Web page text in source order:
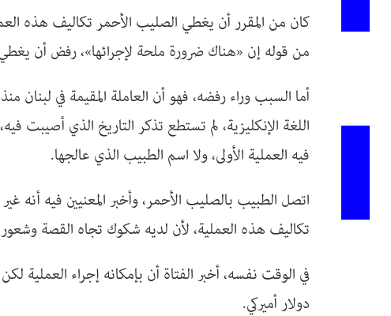
كان من المقرر أن يغطي الصليب الأحمر تكاليف هذه
من قوله إن «هناك ضرورة ملحة لإجرائها»، رفض أن يغطي
أما السبب وراء رفضه، فهو أن العاملة المقيمة في لبنان
اللغة الإنكليزية، لم تستطع تذكر التاريخ الذي أصيبت
فيه العملية الأولى، ولا اسم الطبيب الذي عالجها.
اتصل الطبيب بالصليب الأحمر، وأخبر المعنيين فيه أنه
تكاليف هذه العملية، لأن لديه شكوك تجاه القصة وشعور
دولار أميركي.